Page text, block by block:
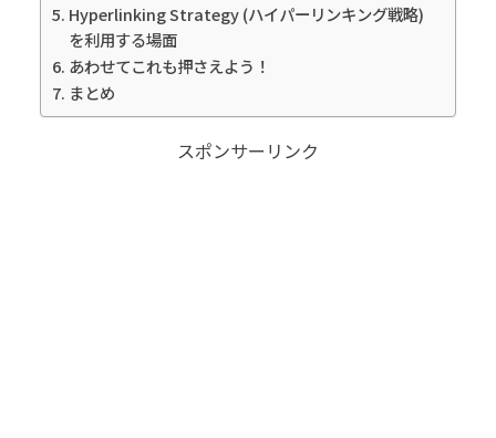
Hyperlinking Strategy (ハイパーリンキング戦略)
を利用する場面
あわせてこれも押さえよう！
まとめ
スポンサーリンク